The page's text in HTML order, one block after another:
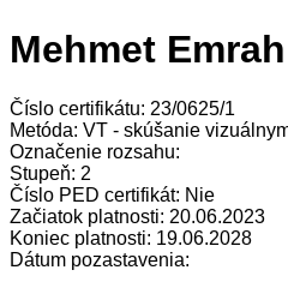
Mehmet
Číslo certifikátu: 23/0625/1
Metóda: VT - skúšanie
Označenie rozsahu:
Stupeň: 2
Číslo PED certifikát: Nie
Začiatok platnosti: 20.06.2023
Koniec platnosti: 19.06.2028
Dátum pozastavenia: